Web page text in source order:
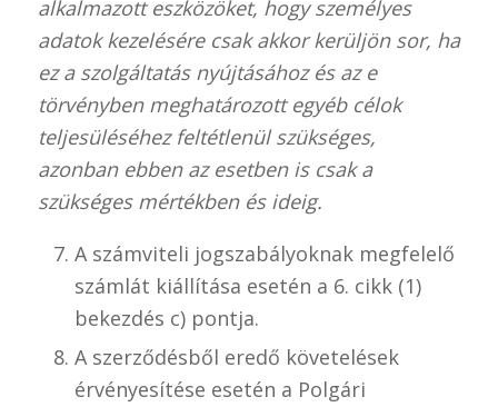
alkalmazott eszközöket, hogy személyes
adatok kezelésére csak akkor kerüljön sor, ha
ez a szolgáltatás nyújtásához és az e
törvényben meghatározott egyéb célok
teljesüléséhez feltétlenül szükséges,
azonban ebben az esetben is csak a
szükséges mértékben és ideig.
A számviteli jogszabályoknak megfelelő
számlát kiállítása esetén a 6. cikk (1)
bekezdés c) pontja.
A szerződésből eredő követelések
érvényesítése esetén a Polgári